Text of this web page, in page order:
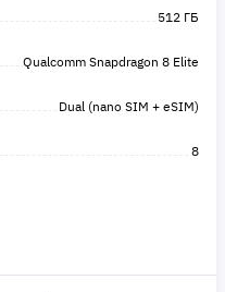
512 ГБ
Qualcomm Snapdragon 8 Elite
Dual (nano SIM + eSIM)
8